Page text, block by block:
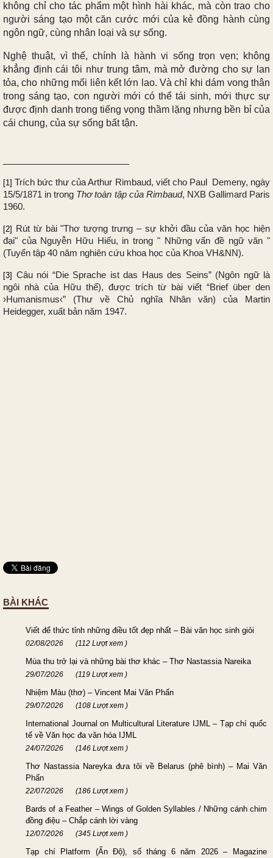
không chỉ cho tác phẩm một hình hài khác, mà còn trao cho
người sáng tạo một căn cước mới của kẻ đồng hành cùng
ngôn ngữ, cùng nhân loại và sự sống.
Nghệ thuật, vì thế, chính là hành vi sống trọn vẹn; không
khẳng định cái tôi như trung tâm, mà mở đường cho sự lan
tỏa, cho những mối liên kết lớn lao. Và chỉ khi dám vong thân
trong sáng tạo, con người mới có thể tái sinh, mới thực sự
được định danh trong tiếng vọng thầm lặng nhưng bền bỉ của
cái chung, của sự sống bất tận.
[1] Trích bức thư của Arthur Rimbaud, viết cho Paul Demeny, ngày
15/5/1871 in trong Thơ toàn tập của Rimbaud, NXB Gallimard Paris
1960.
[2]
Rút từ bài "Thơ tượng trưng – sự khởi đầu của văn học hiện
đại" của Nguyễn Hữu Hiếu, in trong " Những vấn đề ngữ văn "
(Tuyển tập 40 năm nghiên cứu khoa học của Khoa VH&NN).
[3] Câu nói “Die Sprache ist das Haus des Seins” (Ngôn ngữ là
ngôi nhà của Hữu thể), được trích từ bài viết “Brief über den
›Humanismus‹” (Thư về Chủ nghĩa Nhân văn) của Martin
Heidegger, xuất bản năm 1947.
BÀI KHÁC
Viết để thức tỉnh những điều tốt đẹp nhất – Bài văn học sinh giỏi
02/08/2026 (112 Lượt xem )
Mùa thu trở lại và những bài thơ khác – Thơ Nastassia Nareika
29/07/2026 (119 Lượt xem )
Nhiệm Màu (thơ) – Vincent Mai Văn Phấn
29/07/2026 (108 Lượt xem )
International Journal on Multicultural Literature IJML – Tạp chí quốc
tế về Văn học đa văn hóa IJML
24/07/2026 (146 Lượt xem )
Thơ Nastassia Nareyka đưa tôi về Belarus (phê bình) – Mai Văn
Phấn
22/07/2026 (186 Lượt xem )
Bards of a Feather – Wings of Golden Syllables / Những cánh chim
đồng điệu – Chắp cánh lời vàng
12/07/2026 (345 Lượt xem )
Tạp chí Platform (Ấn Độ), số tháng 6 năm 2026 – Magazine